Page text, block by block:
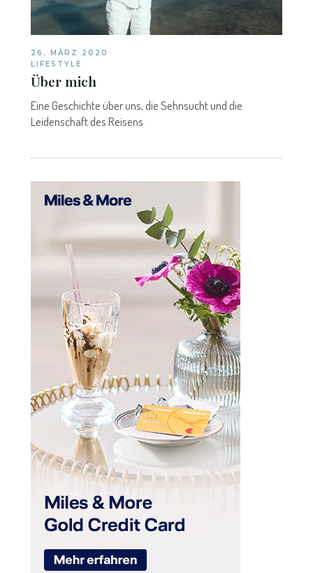
26. MÄRZ 2020
LIFESTYLE
Über mich
Eine Geschichte über uns, die Sehnsucht und die
Leidenschaft des Reisens